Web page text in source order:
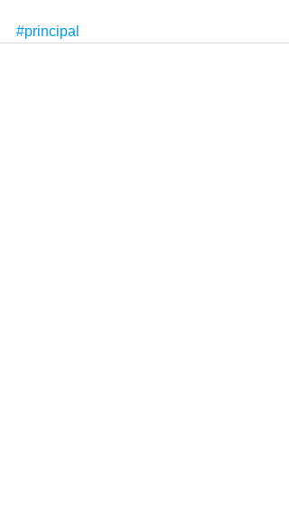
#principal